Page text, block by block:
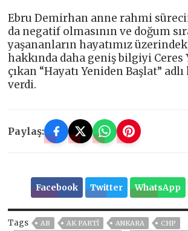
Ebru Demirhan anne rahmi
da negatif olmasının ve doğum
yaşananların hayatımız
hakkında daha geniş bilgiyi Ceres
çıkan “Hayatı Yeniden Başlat”
verdi.
Paylaş:
Facebook Twitter WhatsApp
Tags AB AK PARTİ ANKARA
CHP